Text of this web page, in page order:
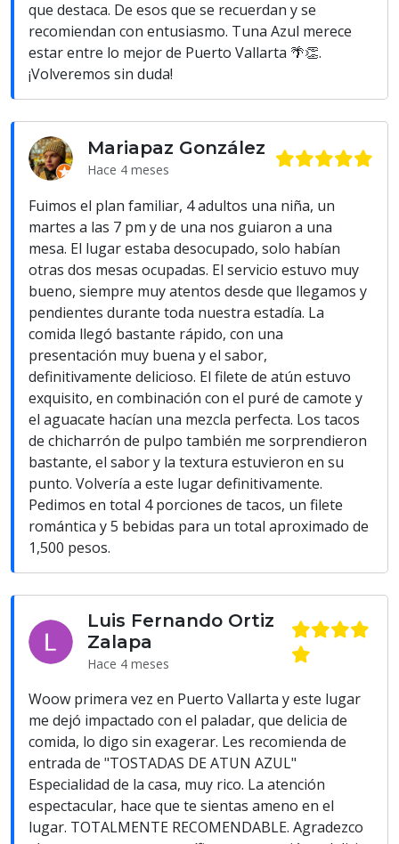
que destaca. De esos que se recuerdan y se
recomiendan con entusiasmo. Tuna Azul merece
estar entre lo mejor de Puerto Vallarta 🌴👏.
¡Volveremos sin duda!
Mariapaz González
Hace 4 meses
Fuimos el plan familiar, 4 adultos una niña, un
martes a las 7 pm y de una nos guiaron a una
mesa. El lugar estaba desocupado, solo habían
otras dos mesas ocupadas. El servicio estuvo muy
bueno, siempre muy atentos desde que llegamos y
pendientes durante toda nuestra estadía. La
comida llegó bastante rápido, con una
presentación muy buena y el sabor,
definitivamente delicioso. El filete de atún estuvo
exquisito, en combinación con el puré de camote y
el aguacate hacían una mezcla perfecta. Los tacos
de chicharrón de pulpo también me sorprendieron
bastante, el sabor y la textura estuvieron en su
punto. Volvería a este lugar definitivamente.
Pedimos en total 4 porciones de tacos, un filete
romántica y 5 bebidas para un total aproximado de
1,500 pesos.
Luis Fernando Ortiz
Zalapa
Hace 4 meses
Woow primera vez en Puerto Vallarta y este lugar
me dejó impactado con el paladar, que delicia de
comida, lo digo sin exagerar. Les recomienda de
entrada de "TOSTADAS DE ATUN AZUL"
Especialidad de la casa, muy rico. La atención
espectacular, hace que te sientas ameno en el
lugar. TOTALMENTE RECOMENDABLE. Agradezco